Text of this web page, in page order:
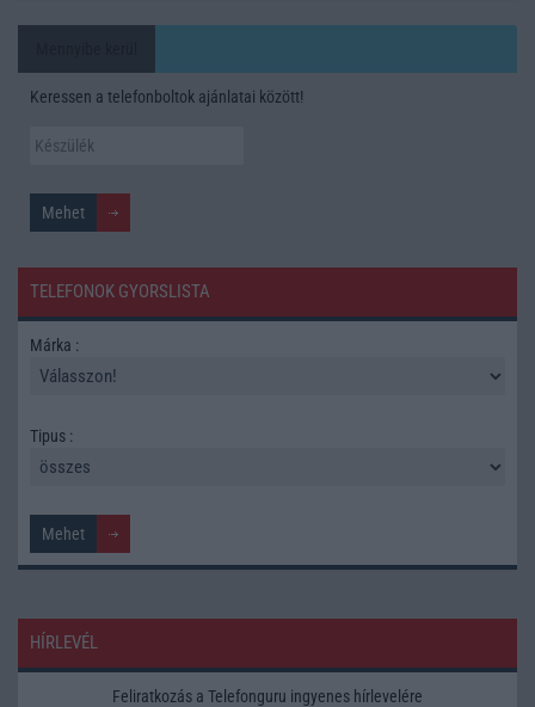
Keressen a telefonboltok ajánlatai között!
TELEFONOK GYORSLISTA
Márka :
Tipus :
HÍRLEVÉL
Feliratkozás a Telefonguru ingyenes hírlevelére